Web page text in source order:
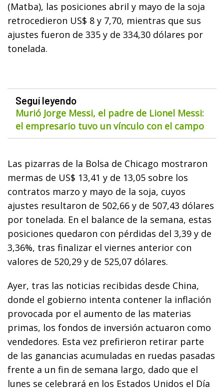
(Matba), las posiciones abril y mayo de la soja
retrocedieron US$ 8 y 7,70, mientras que sus
ajustes fueron de 335 y de 334,30 dólares por
tonelada.
Seguí leyendo
Murió Jorge Messi, el padre de Lionel Messi:
el empresario tuvo un vínculo con el campo
Las pizarras de la Bolsa de Chicago mostraron
mermas de US$ 13,41 y de 13,05 sobre los
contratos marzo y mayo de la soja, cuyos
ajustes resultaron de 502,66 y de 507,43 dólares
por tonelada. En el balance de la semana, estas
posiciones quedaron con pérdidas del 3,39 y de
3,36%, tras finalizar el viernes anterior con
valores de 520,29 y de 525,07 dólares.
Ayer, tras las noticias recibidas desde China,
donde el gobierno intenta contener la inflación
provocada por el aumento de las materias
primas, los fondos de inversión actuaron como
vendedores. Esta vez prefirieron retirar parte
de las ganancias acumuladas en ruedas pasadas
frente a un fin de semana largo, dado que el
lunes se celebrará en los Estados Unidos el Día